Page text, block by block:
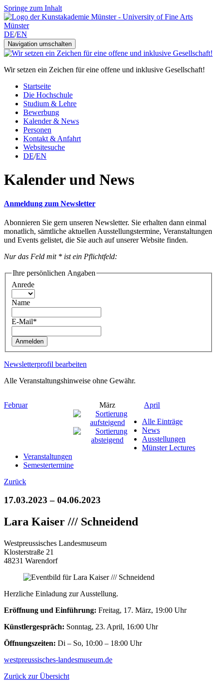
Springe zum Inhalt
DE/EN
Navigation umschalten
Wir setzen ein Zeichen für eine offene und inklusive Gesellschaft!
Startseite
Die Hochschule
Studium & Lehre
Bewerbung
Kalender & News
Personen
Kontakt & Anfahrt
Websitesuche
DE/EN
Kalender und News
Anmeldung zum Newsletter
Abonnieren Sie gern unseren Newsletter. Sie erhalten dann einmal
monatlich, sämtliche aktuellen Ausstellungstermine, Veranstaltungen
und Events gelistet, die Sie auch auf unserer Website finden.
Nur das Feld mit * ist ein Pflichtfeld:
Ihre persönlichen Angaben
Anrede
Name
E-Mail*
Anmelden
Newsletterprofil bearbeiten
Alle Veranstaltungshinweise ohne Gewähr.
Februar März
April
Alle Einträge
News
Ausstellungen
Münster Lectures
Veranstaltungen
Semestertermine
Zurück
17.03.2023 – 04.06.2023
Lara Kaiser /// Schneidend
Westpreussisches Landesmuseum
Klosterstraße 21
48231 Warendorf
Herzliche Einladung zur Ausstellung.
Eröffnung und Einführung: Freitag, 17. März, 19:00 Uhr
Künstlergespräch: Sonntag, 23. April, 16:00 Uhr
Öffnungszeiten: Di – So, 10:00 – 18:00 Uhr
westpreussisches-landesmuseum.de
Zurück zur Übersicht